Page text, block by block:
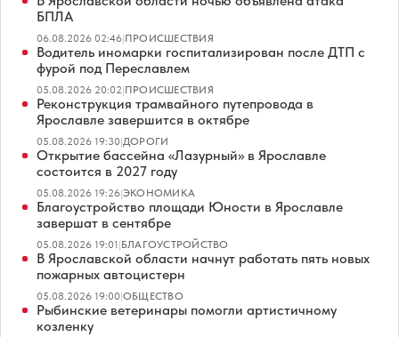
БПЛА
06.08.2026 02:46|ПРОИСШЕСТВИЯ
Водитель иномарки госпитализирован после ДТП с
фурой под Переславлем
05.08.2026 20:02|ПРОИСШЕСТВИЯ
Реконструкция трамвайного путепровода в
Ярославле завершится в октябре
05.08.2026 19:30|ДОРОГИ
Открытие бассейна «Лазурный» в Ярославле
состоится в 2027 году
05.08.2026 19:26|ЭКОНОМИКА
Благоустройство площади Юности в Ярославле
завершат в сентябре
05.08.2026 19:01|БЛАГОУСТРОЙСТВО
В Ярославской области начнут работать пять новых
пожарных автоцистерн
05.08.2026 19:00|ОБЩЕСТВО
Рыбинские ветеринары помогли артистичному
козленку